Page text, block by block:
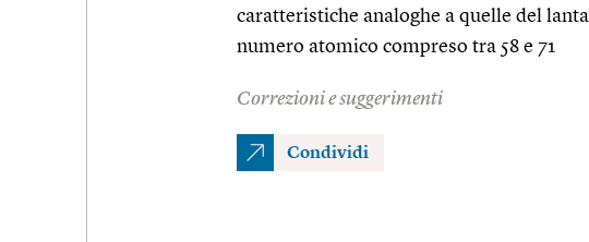
caratteristiche analoghe a quelle del
numero atomico compreso tra 58 e 71
Correzioni e suggerimenti
Condividi